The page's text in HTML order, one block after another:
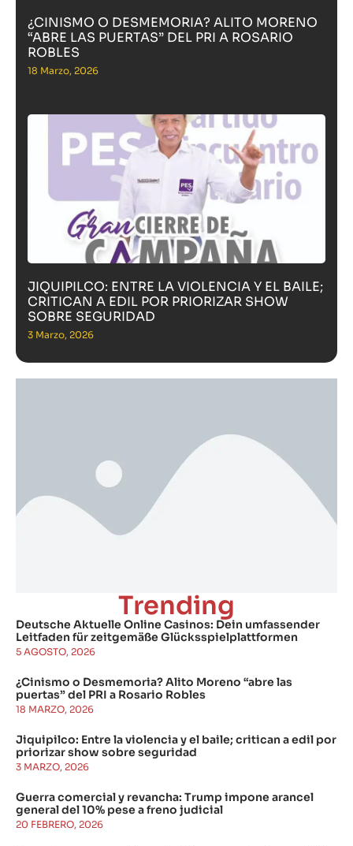
¿CINISMO O DESMEMORIA? ALITO MORENO
“ABRE LAS PUERTAS” DEL PRI A ROSARIO
ROBLES
18 Marzo, 2026
JIQUIPILCO: ENTRE LA VIOLENCIA Y EL BAILE;
CRITICAN A EDIL POR PRIORIZAR SHOW
SOBRE SEGURIDAD
3 Marzo, 2026
Trending
Deutsche Aktuelle Online Casinos: Dein umfassender
Leitfaden für zeitgemäße Glücksspielplattformen
5 AGOSTO, 2026
¿Cinismo o Desmemoria? Alito Moreno “abre las
puertas” del PRI a Rosario Robles
18 MARZO, 2026
Jiquipilco: Entre la violencia y el baile; critican a edil por
priorizar show sobre seguridad
3 MARZO, 2026
Guerra comercial y revancha: Trump impone arancel
general del 10% pese a freno judicial
20 FEBRERO, 2026